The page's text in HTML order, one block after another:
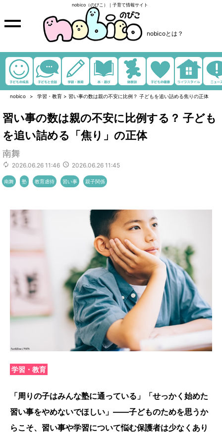
nobico（のびこ）｜子育て情報サイト
nobicoとは？
nobico 学習・教育 > 習い事の数は親の不安に比例？ 子どもを追い詰める焦りの正体
習い事の数は親の不安に比例する？ 子ども
を追い詰める「焦り」の正体
南舞
2026.06.26 11:46 2026.06.26 11:45
南舞 塾 教育虐待 習い事 親子関係
学習・教育
「周りの子はみんな塾に通っている」「せっかく始めた
習い事をやめないでほしい」――子どものためを思うか
らこそ、習い事や学習について悩む保護者は少なくあり